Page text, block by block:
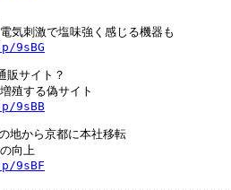
9sBG
販サイト？
9sBB
地から京都に本社移転
9sBF